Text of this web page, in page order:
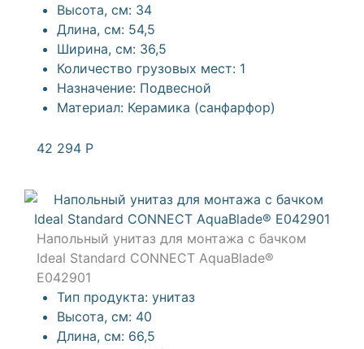
Высота, см: 34
Длина, см: 54,5
Ширина, см: 36,5
Количество грузовых мест: 1
Назначение: Подвесной
Материал: Керамика (санфарфор)
42 294 Р
Напольный унитаз для монтажа с бачком
Ideal Standard CONNECT AquaBlade®
E042901
Тип продукта: унитаз
Высота, см: 40
Длина, см: 66,5